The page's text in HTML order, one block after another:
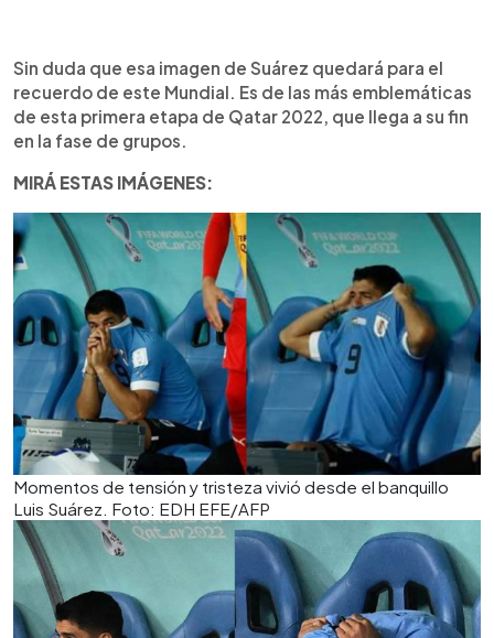
Sin duda que esa imagen de Suárez quedará para el
recuerdo de este Mundial. Es de las más emblemáticas
de esta primera etapa de Qatar 2022, que llega a su fin
en la fase de grupos.
MIRÁ ESTAS IMÁGENES:
Momentos de tensión y tristeza vivió desde el banquillo
Luis Suárez. Foto: EDH EFE/AFP